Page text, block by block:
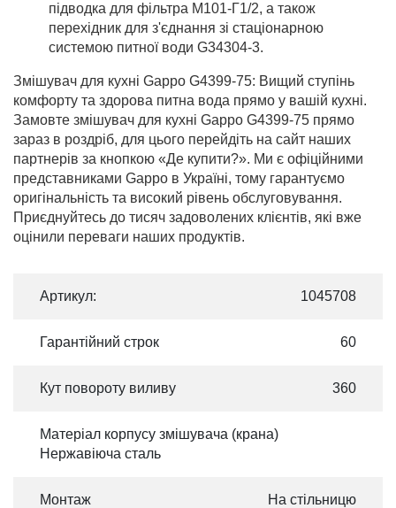
підводка для фільтра M101-Г1/2, а також
перехідник для з'єднання зі стаціонарною
системою питної води G34304-3.
Змішувач для кухні Gappo G4399-75: Вищий ступінь
комфорту та здорова питна вода прямо у вашій кухні.
Замовте змішувач для кухні Gappo G4399-75 прямо
зараз в роздріб, для цього перейдіть на сайт наших
партнерів за кнопкою «Де купити?». Ми є офіційними
представниками Gappo в Україні, тому гарантуємо
оригінальність та високий рівень обслуговування.
Приєднуйтесь до тисяч задоволених клієнтів, які вже
оцінили переваги наших продуктів.
Артикул: 1045708
Гарантійний строк 60
Кут повороту виливу 360
Матеріал корпусу змішувача (крана)
Нержавіюча сталь
Монтаж На стільницю